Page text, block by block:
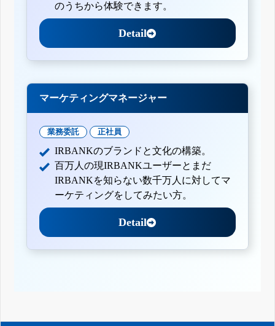
のうちから体験できます。
Detail
マーケティングマネージャー
業務委託 正社員
IRBANKのブランドと文化の構築。
百万人の現IRBANKユーザーとまだ
IRBANKを知らない数千万人に対してマ
ーケティングをしてみたい方。
Detail